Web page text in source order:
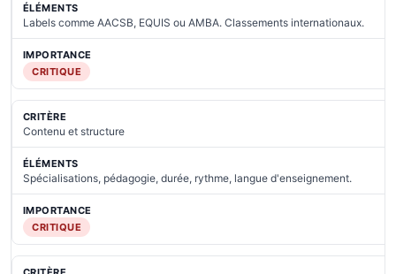
Labels comme AACSB, EQUIS ou AMBA. Classements internationaux.
CRITIQUE
Contenu et structure
Spécialisations, pédagogie, durée, rythme, langue d'enseignement.
CRITIQUE